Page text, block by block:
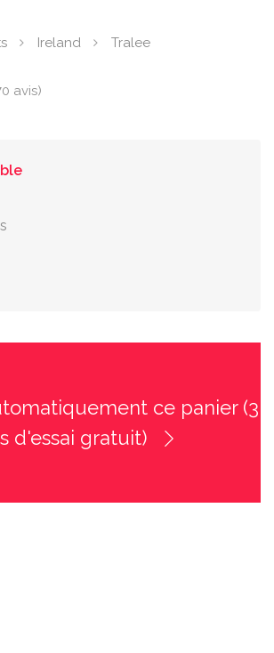
Ireland Tralee
avis)
ce panier (3
d'essai gratuit)